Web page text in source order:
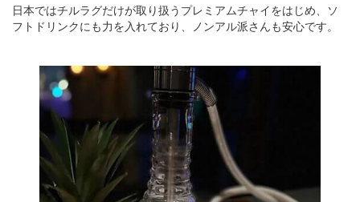
日本ではチルラグだけが取り扱うプレミアムチャイをはじめ、ソ
フトドリンクにも力を入れており、ノンアル派さんも安心です。